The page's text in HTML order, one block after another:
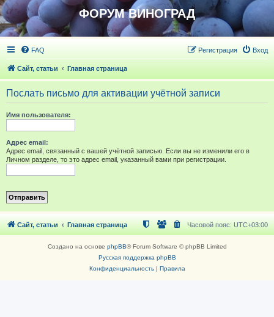
ФОРУМ ВИНОГРАД
FAQ Вход
Регистрация
Сайт, статьи Главная страница
Послать письмо для активации учётной записи
Имя пользователя:
Адрес email:
Адрес email, связанный с вашей учётной записью. Если вы не изменили его в
Личном разделе, то это адрес email, указанный вами при регистрации.
Сайт, статьи Главная страница Часовой пояс: UTC+03:00
Создано на основе phpBB® Forum Software © phpBB Limited
Русская поддержка phpBB
Конфиденциальность| Правила